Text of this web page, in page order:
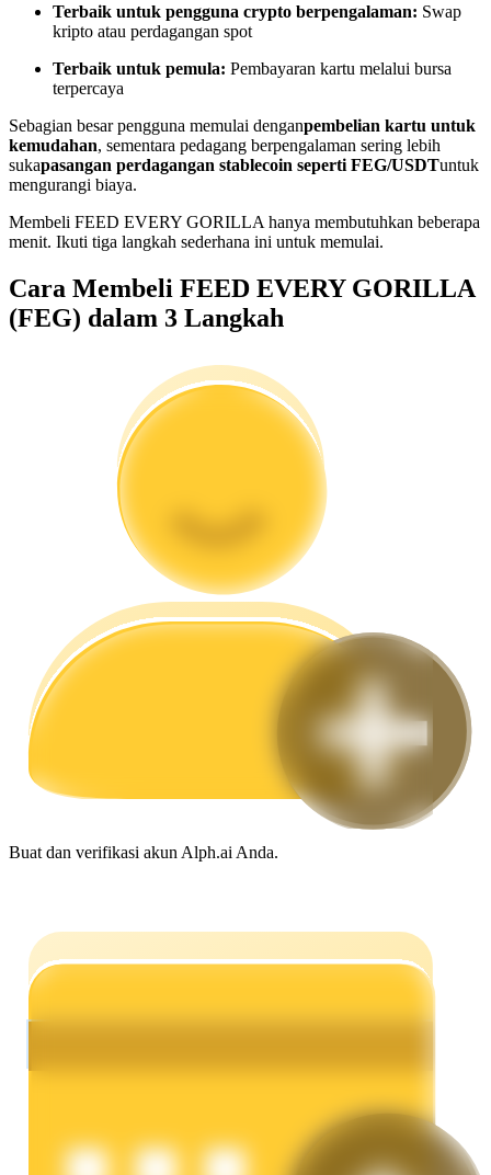
Analisis data besar termasuk info perdagangan, dll.
Panduan Pemula Berjangka
Strategi perdagangan
Pelajari cara untuk tetap menghasilkan keuntungan
Menghasilkan
Terbaik untuk pengguna crypto berpengalaman: Swap
kripto atau perdagangan spot
Terbaik untuk pemula: Pembayaran kartu melalui bursa
terpercaya
Sebagian besar pengguna memulai denganpembelian kartu untuk
kemudahan, sementara pedagang berpengalaman sering lebih
sukapasangan perdagangan stablecoin seperti FEG/USDTuntuk
mengurangi biaya.
Membeli FEED EVERY GORILLA hanya membutuhkan beberapa
menit. Ikuti tiga langkah sederhana ini untuk memulai.
Cara Membeli FEED EVERY GORILLA
(FEG) dalam 3 Langkah
Buat dan verifikasi akun Alph.ai Anda.